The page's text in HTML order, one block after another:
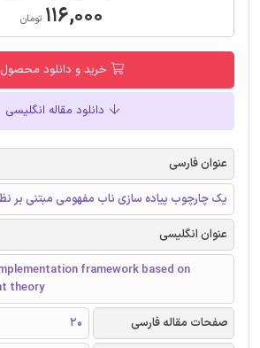
۱۱۶,۰۰۰ تومان
خرید و دانلود محصول
دانلود مقاله انگلیسی
عنوان فارسی
یک چارچوب پیاده سازی ناب مفهومی مبتنی بر
عنوان انگلیسی
framework based on
theory
صفحات مقاله فارسی
20